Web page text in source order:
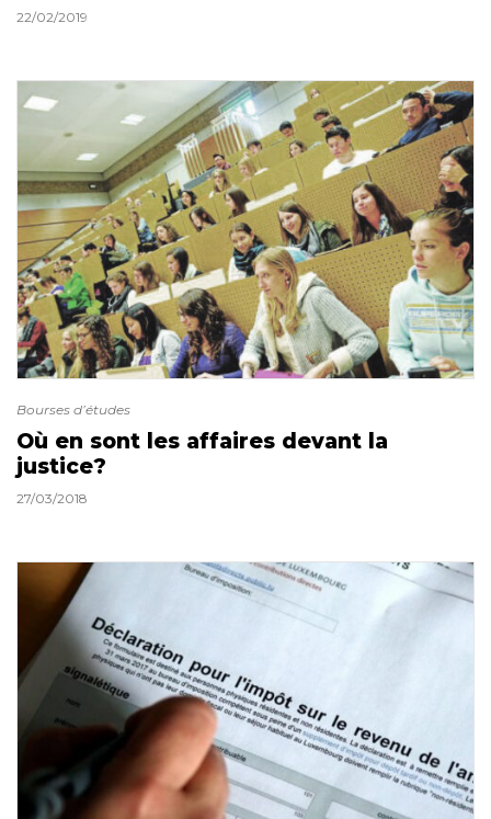
22/02/2019
Bourses d’études
Où en sont les affaires devant la
justice?
27/03/2018